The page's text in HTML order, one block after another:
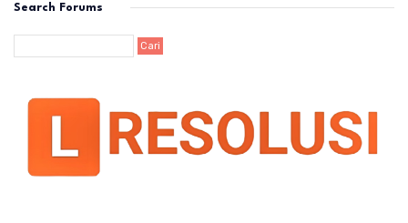
Search Forums